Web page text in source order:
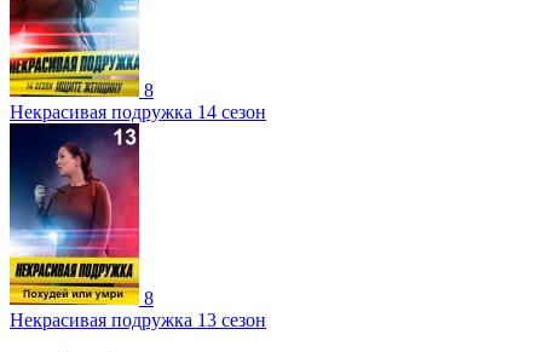
8
Некрасивая подружка 14 сезон
8
Некрасивая подружка 13 сезон